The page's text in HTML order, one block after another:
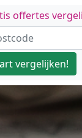
offertes
vergelijken!